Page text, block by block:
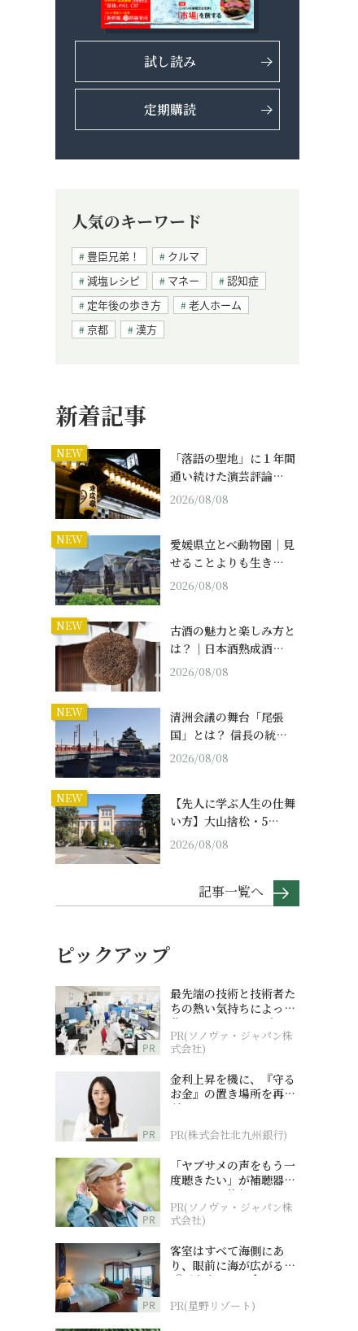
試し読み
定期購読
人気のキーワード
豊臣兄弟！
クルマ
減塩レシピ
マネー
認知症
定年後の歩き方
老人ホーム
京都
漢方
新着記事
NEW
「落語の聖地」に１年間
通い続けた演芸評論…
2026/08/08
NEW
愛媛県立とべ動物園｜見
せることよりも生き…
2026/08/08
NEW
古酒の魅力と楽しみ方と
は？｜日本酒熟成酒…
2026/08/08
NEW
清洲会議の舞台「尾張
国」とは？ 信長の統…
2026/08/08
NEW
【先人に学ぶ人生の仕舞
い方】大山捨松・5…
2026/08/08
記事一覧へ
ピックアップ
PR
最先端の技術と技術者た
ちの熱い気持ちによって
作られているオーダーメ
イド補聴器
PR(ソノヴァ・ジャパン株
式会社)
PR
金利上昇を機に、『守る
お金』の置き場所を再検
討
PR(株式会社北九州銀行)
PR
「ヤブサメの声をもう一
度聴きたい」が補聴器チ
ャレンジの後押しに
PR(ソノヴァ・ジャパン株
式会社)
PR
客室はすべて海側にあ
り、眼前に海が広がる
『西表島ホテル by 星野
PR(星野リゾート)